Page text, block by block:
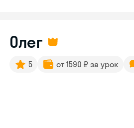
Олег
5 от 1590 ₽ за урок